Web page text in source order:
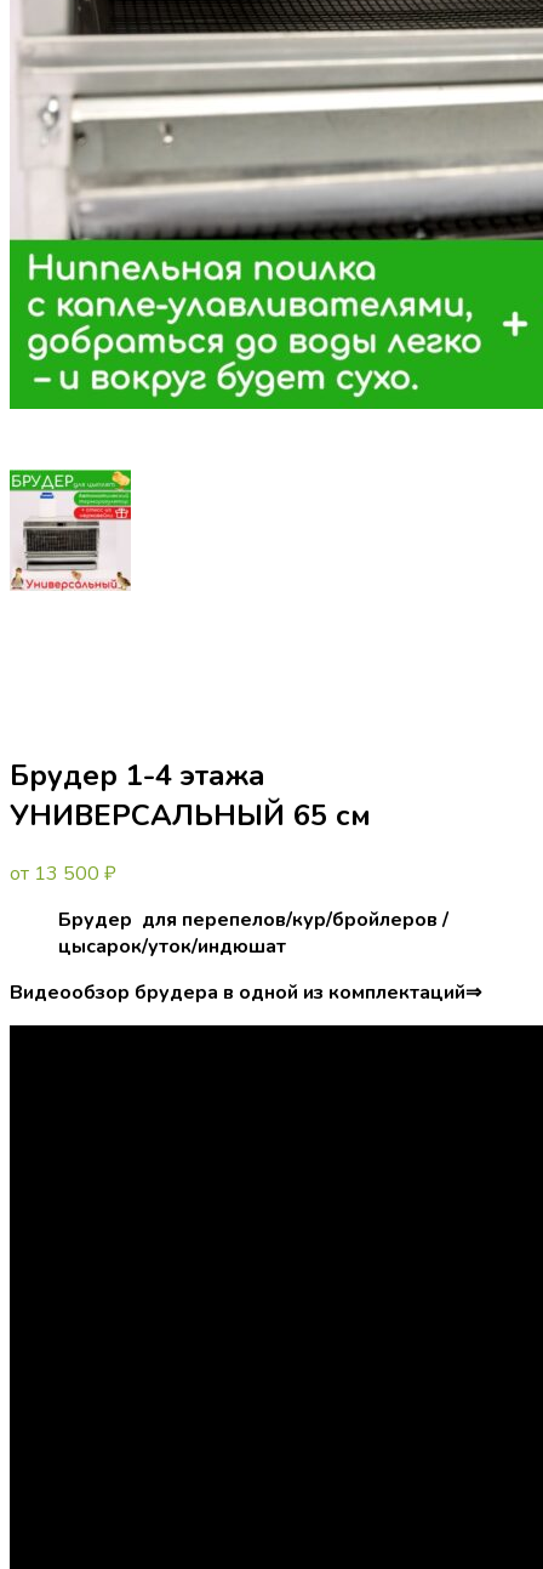
Брудер 1-4 этажа
УНИВЕРСАЛЬНЫЙ 65 см
от 13 500 ₽
Брудер для перепелов/кур/бройлеров /
цысарок/уток/индюшат
Видеообзор брудера в одной из комплектаций⇒